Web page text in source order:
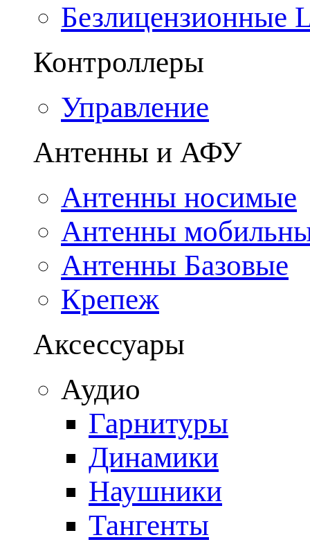
Безлицензионные
Контроллеры
Управление
Антенны и АФУ
Антенны носимые
Антенны
Антенны Базовые
Крепеж
Аксессуары
Аудио
Гарнитуры
Динамики
Наушники
Тангенты